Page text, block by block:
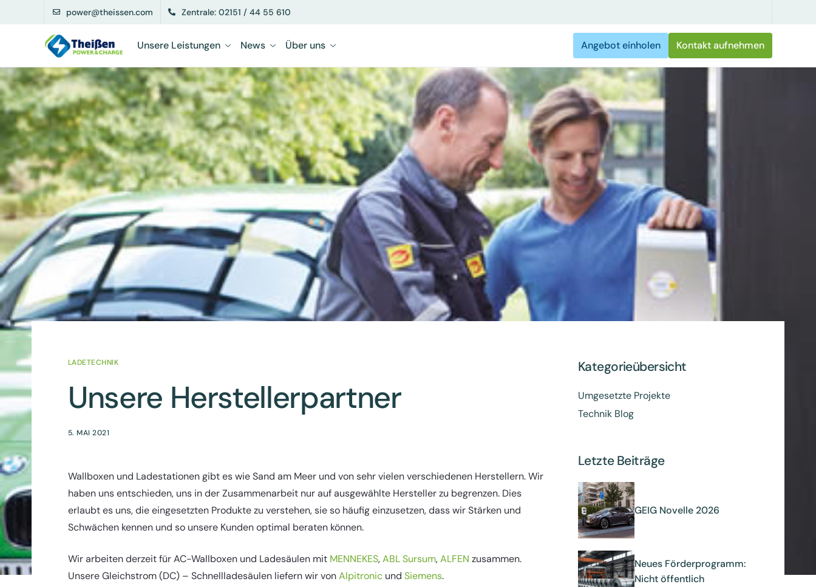
power@theissen.com Zentrale: 02151 / 44 55 610
Unsere Leistungen News Über uns Angebot einholen Kontakt aufnehmen
LADETECHNIK
Unsere Herstellerpartner
5. MAI 2021
Wallboxen und Ladestationen gibt es wie Sand am Meer und von sehr vielen verschiedenen Herstellern. Wir
haben uns entschieden, uns in der Zusammenarbeit nur auf ausgewählte Hersteller zu begrenzen. Dies
erlaubt es uns, die eingesetzten Produkte zu verstehen, sie so häufig einzusetzen, dass wir Stärken und
Schwächen kennen und so unsere Kunden optimal beraten können.
Wir arbeiten derzeit für AC-Wallboxen und Ladesäulen mit MENNEKES,ABL Sursum,ALFEN zusammen.
Unsere Gleichstrom (DC) – Schnellladesäulen liefern wir vonAlpitronic und Siemens.
Kategorieübersicht
Umgesetzte Projekte
Technik Blog
Letzte Beiträge
GEIG Novelle 2026
Neues Förderprogramm:
Nicht öffentlich